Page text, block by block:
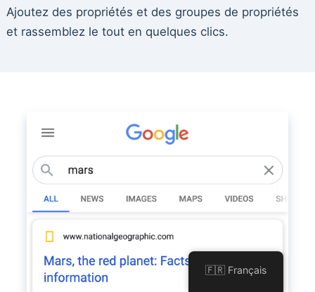
Ajoutez des propriétés et des groupes de propriétés
et rassemblez le tout en quelques clics.
🇫🇷 Français